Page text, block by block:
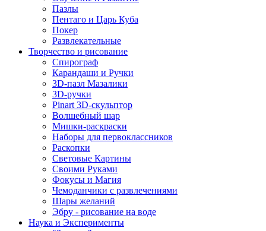
Пазлы
Пентаго и Царь Куба
Покер
Развлекательные
Творчество и рисование
Спирограф
Карандаши и Ручки
3D-пазл Мазалики
3D-ручки
Pinart 3D-скульптор
Волшебный шар
Мишки-раскраски
Наборы для первоклассников
Раскопки
Световые Картины
Своими Руками
Фокусы и Магия
Чемоданчики с развлечениями
Шары желаний
Эбру - рисование на воде
Наука и Эксперименты